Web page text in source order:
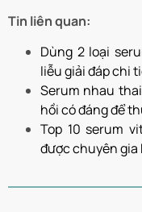
Tin liên quan:
Dùng 2 loại
liễu giải đáp chi
Serum nhau
hồi có đáng để
Top 10 serum
được chuyên